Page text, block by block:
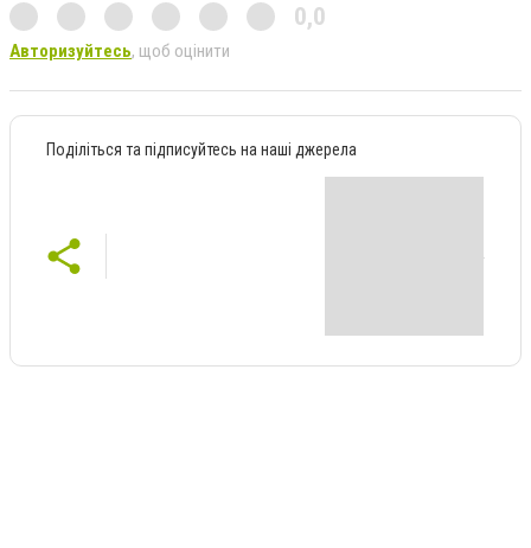
0,0
Авторизуйтесь, щоб оцінити
Поділіться та підписуйтесь на наші джерела